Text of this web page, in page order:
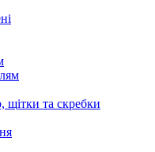
щітки та скребки